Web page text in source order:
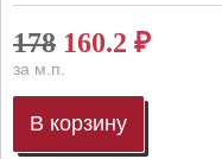
178 160.2 ₽
за м.п.
В корзину